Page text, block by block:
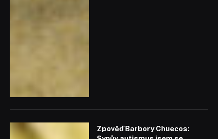
Zpověď Barbory Chuecos: